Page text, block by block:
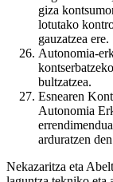
giza
lotutako
gauzatzea ere.
Autonomia-
bultzatzea.
Esnearen
Autonomia
arduratzen
Nekazaritza eta